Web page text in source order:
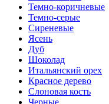
Темно-коричневые
Темно-серые
Сиреневые
Ясень
Дуб
Шоколад
Итальянский орех
Красное дерево
Слоновая кость
Черные